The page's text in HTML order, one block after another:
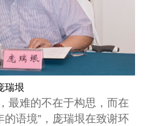
瑞垠
最难的不在于构思，而在
语境”， 庞瑞垠在致谢环